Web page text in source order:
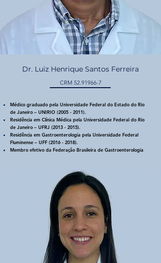
Dr. Luiz Henrique Santos Ferreira
CRM 52.91966-7
Médico graduado pela Universidade Federal do Estado do Rio
de Janeiro – UNIRIO (2005 - 2011).
Residência em Clínica Médica pela Universidade Federal do Rio
de Janeiro – UFRJ (2013 - 2015).
Residência em Gastroenterologia pela Universidade Federal
Fluminense – UFF (2016 - 2018).
Membro efetivo da Federação Brasileira de Gastroenterologia